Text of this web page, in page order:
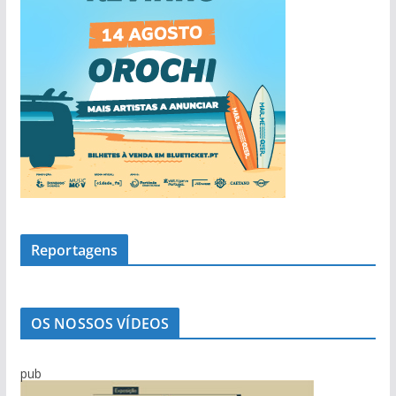
Reportagens
OS NOSSOS VÍDEOS
pub